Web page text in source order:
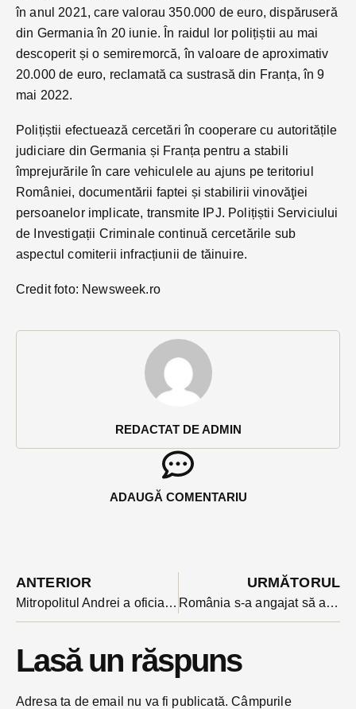
REDACTAT DE ADMIN
ADAUGĂ COMENTARIU
în anul 2021, care valorau 350.000 de euro, dispăruseră
din Germania în 20 iunie. În raidul lor polițiștii au mai
descoperit și o semiremorcă, în valoare de aproximativ
20.000 de euro, reclamată ca sustrasă din Franța, în 9
mai 2022.
Polițiștii efectuează cercetări în cooperare cu autoritățile
judiciare din Germania și Franța pentru a stabili
împrejurările în care vehiculele au ajuns pe teritoriul
României, documentării faptei și stabilirii vinovăţiei
persoanelor implicate, transmite IPJ. Polițiștii Serviciului
de Investigații Criminale continuă cercetările sub
aspectul comiterii infracțiunii de tăinuire.
Credit foto: Newsweek.ro
ANTERIOR
Mitropolitul Andrei a oficiat marți o liturghie la Penitenciarul Bistrița pentru deținuți și personalul instituției. Slujba a fost ținută în ajunul sărbătorii protectorilor Penitenciarelor, Sf. Apostoli Petru și Pavel
URMĂTORUL
România s-a angajat să accesibilizeze bancomatele, automatele de bilete, serviciul 112 pentru persoanele cu dizabilități până în 2025. Serviciile sunt inexistente acum
Lasă un răspuns
Adresa ta de email nu va fi publicată. Câmpurile